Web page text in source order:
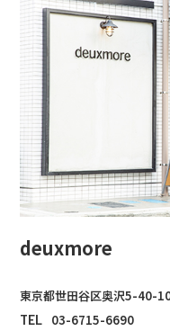
deuxmore
東京都世田谷区奥沢5-40-
TEL 03-6715-6690